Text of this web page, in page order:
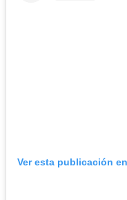
Ver esta publicación